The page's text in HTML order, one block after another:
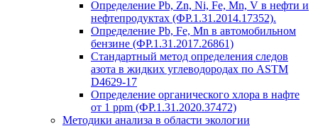
Определение Pb, Zn, Ni, Fe, Mn, V в нефти и
нефтепродуктах (ФР.1.31.2014.17352).
Определение Pb, Fe, Mn в автомобильном
бензине (ФР.1.31.2017.26861)
Стандартный метод определения следов
азота в жидких углеводородах по ASTM
D4629-17
Определение органического хлора в нафте
от 1 ppm (ФР.1.31.2020.37472)
Методики анализа в области экологии